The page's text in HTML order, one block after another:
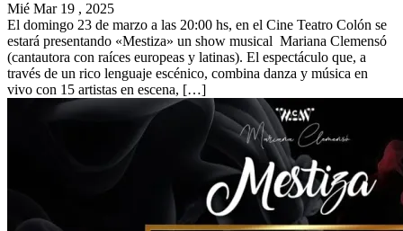
Mié Mar 19 , 2025
El domingo 23 de marzo a las 20:00 hs, en el Cine Teatro Colón se
estará presentando «Mestiza» un show musical Mariana Clemensó
(cantautora con raíces europeas y latinas). El espectáculo que, a
través de un rico lenguaje escénico, combina danza y música en
vivo con 15 artistas en escena, […]